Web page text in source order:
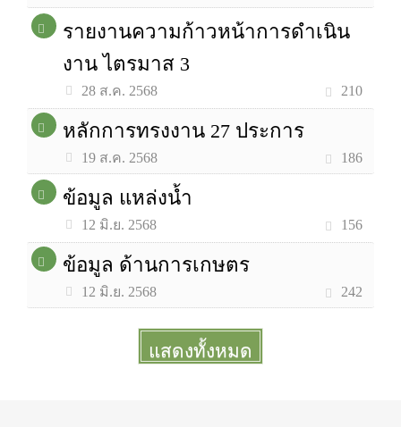
รายงานความก้าวหน้าการดำเนิน
งาน ไตรมาส 3
28 ส.ค. 2568 210
หลักการทรงงาน 27 ประการ
19 ส.ค. 2568 186
ข้อมูล แหล่งน้ำ
12 มิ.ย. 2568 156
ข้อมูล ด้านการเกษตร
12 มิ.ย. 2568 242
แสดงทั้งหมด